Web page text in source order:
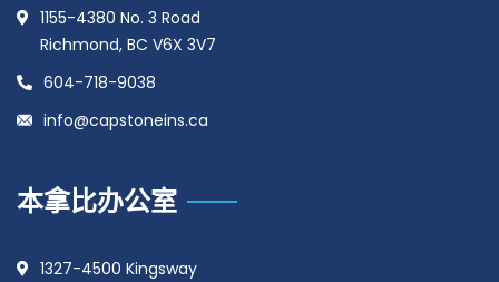
1155-4380 No. 3 Road
Richmond, BC V6X 3V7
604-718-9038
info@capstoneins.ca
本拿比办公室
1327-4500 Kingsway